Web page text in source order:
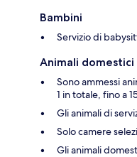
Bambini
Servizio di
Animali domestici
Sono ammessi
1 in totale, fino a
Gli animali di
Solo camere
Gli animali